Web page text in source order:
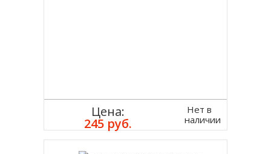
Цена:
245 руб.
Нет в
наличии